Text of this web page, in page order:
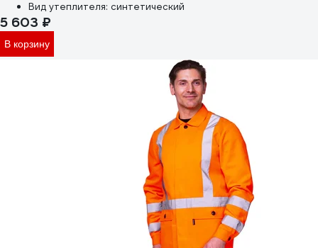
Вид утеплителя: синтетический
5 603 ₽
В корзину